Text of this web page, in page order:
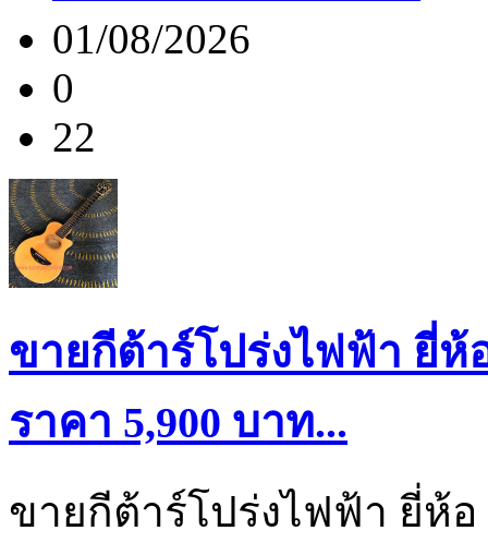
01/08/2026
0
22
ขายกีต้าร์โปร่งไฟฟ้า ยี่ห้
ราคา 5,900 บาท...
ขายกีต้าร์โปร่งไฟฟ้า ยี่ห้อ